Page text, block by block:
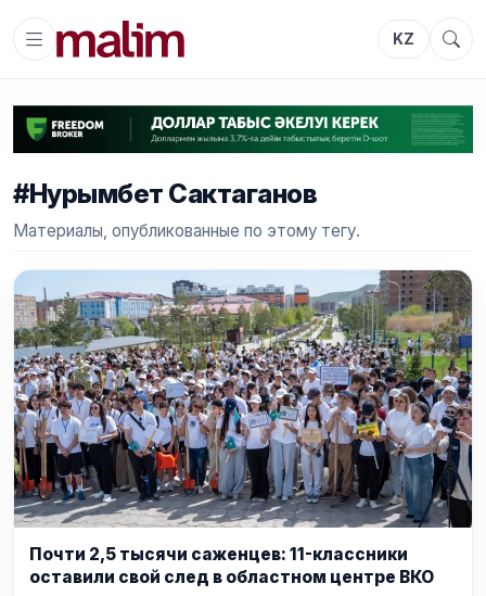
KZ
#Нурымбет Сактаганов
Материалы, опубликованные по этому тегу.
Почти 2,5 тысячи саженцев: 11-классники
оставили свой след в областном центре ВКО